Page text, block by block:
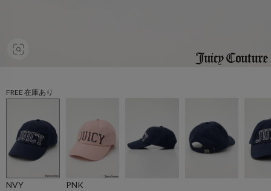
FREE 在庫あり
NVY PNK